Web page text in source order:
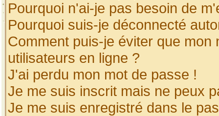
Pourquoi n'ai-je pas besoin de
Pourquoi suis-je déconnecté
Comment puis-je éviter que
utilisateurs en ligne ?
J'ai perdu mon mot de passe !
Je me suis inscrit mais ne peux
Je me suis enregistré dans le